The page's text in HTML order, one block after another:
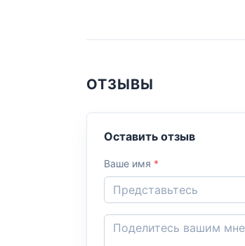
ОТЗЫВЫ
Оставить отзыв
Ваше имя *